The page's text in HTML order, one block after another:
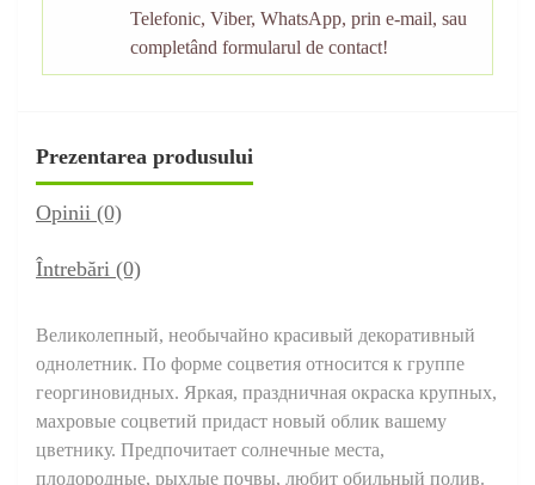
Telefonic, Viber, WhatsApp, prin e-mail, sau
completând formularul de contact!
Prezentarea produsului
Opinii (0)
Întrebări (0)
Великолепный, необычайно красивый декоративный
однолетник. По форме соцветия относится к группе
георгиновидных. Яркая, праздничная окраска крупных,
махровые соцветий придаст новый облик вашему
цветнику. Предпочитает солнечные места,
плодородные, рыхлые почвы, любит обильный полив.